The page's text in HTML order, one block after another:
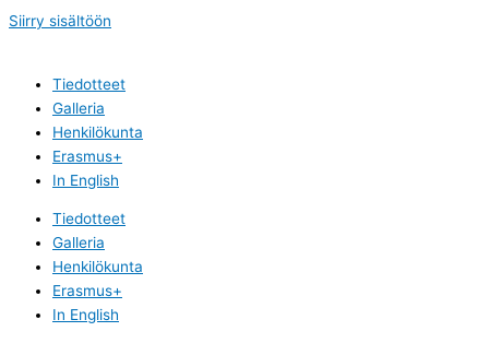
Siirry sisältöön
Tiedotteet
Galleria
Henkilökunta
Erasmus+
In English
Tiedotteet
Galleria
Henkilökunta
Erasmus+
In English